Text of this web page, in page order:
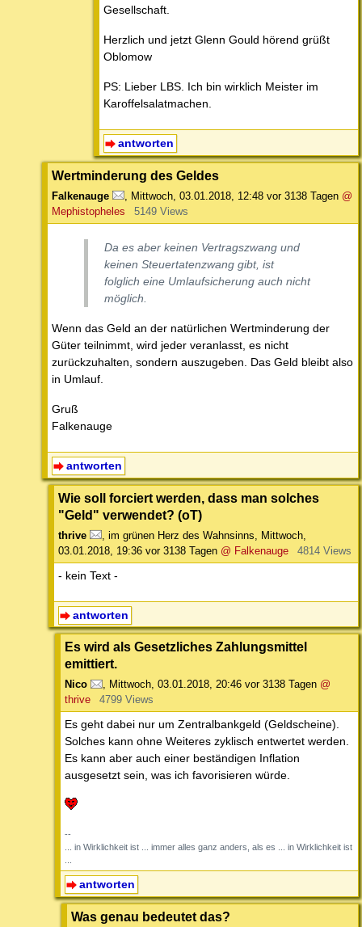
Gesellschaft.
Herzlich und jetzt Glenn Gould hörend grüßt
Oblomow
PS: Lieber LBS. Ich bin wirklich Meister im
Karoffelsalatmachen.
antworten
Wertminderung des Geldes
Falkenauge Mittwoch, 03.01.2018, 12:48 vor 3138 Tagen @
Mephistopheles
5149 Views
Da es aber keinen Vertragszwang und
keinen Steuertatenzwang gibt, ist
folglich eine Umlaufsicherung auch nicht
möglich.
Wenn das Geld an der natürlichen Wertminderung der
Güter teilnimmt, wird jeder veranlasst, es nicht
zurückzuhalten, sondern auszugeben. Das Geld bleibt also
in Umlauf.
Gruß
Falkenauge
antworten
Wie soll forciert werden, dass man solches
"Geld" verwendet? (oT)
thrive im grünen Herz des Wahnsinns
Mittwoch,
03.01.2018, 19:36 vor 3138 Tagen @ Falkenauge 4814 Views
- kein Text -
antworten
Es wird als Gesetzliches Zahlungsmittel
emittiert.
Nico , Mittwoch, 03.01.2018, 20:46 vor 3138 Tagen @
thrive
4799 Views
Es geht dabei nur um Zentralbankgeld (Geldscheine).
Solches kann ohne Weiteres zyklisch entwertet werden.
Es kann aber auch einer beständigen Inflation
ausgesetzt sein, was ich favorisieren würde.
--
... in Wirklichkeit ist ... immer alles ganz anders, als es ... in Wirklichkeit ist
...
antworten
Was genau bedeutet das?